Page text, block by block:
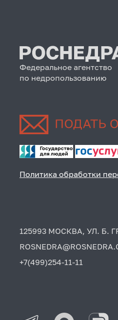
Федеральное агентство
по недропользованию
Политика обработки
125993 МОСКВА, УЛ. Б.
+7(499)254-11-11